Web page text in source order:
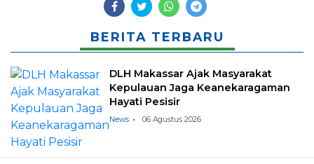
BERITA TERBARU
DLH Makassar Ajak Masyarakat
Kepulauan Jaga Keanekaragaman
Hayati Pesisir
News 06 Agustus 2026